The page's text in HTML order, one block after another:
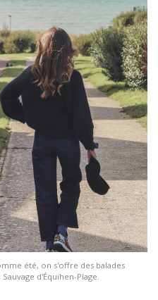
été, on s'offre des balades
d'Équihen-Plage.